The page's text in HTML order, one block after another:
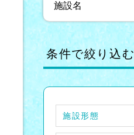
条件で絞り込む
施設形態